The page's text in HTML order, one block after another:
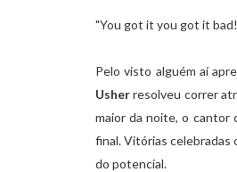
"You got it you got it
Pelo visto alguém aí
Usherresolveu correr
maior da noite, o cantor
final. Vitórias celebradas
do potencial.